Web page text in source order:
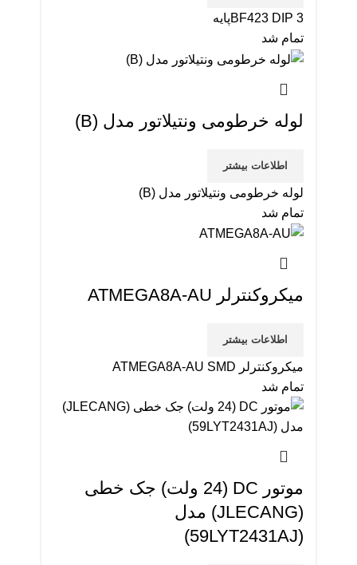
BF423 DIP 3پایه
تمام شد
لوله خرطومی ونتیلاتور مدل (B)
اطلاعات بیشتر
لوله خرطومی ونتیلاتور مدل (B)
تمام شد
میکروکنترلر ATMEGA8A-AU
اطلاعات بیشتر
میکروکنترلر ATMEGA8A-AU SMD
تمام شد
موتور DC (24 ولت) جک خطی
(JLECANG) مدل
(59LYT2431AJ)